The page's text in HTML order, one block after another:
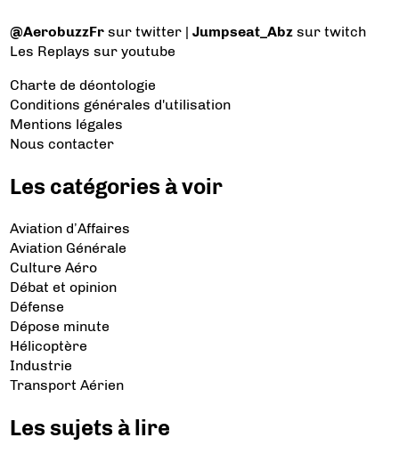
@AerobuzzFr sur twitter |Jumpseat_Abz sur twitch
Les Replays sur youtube
Charte de déontologie
Conditions générales d'utilisation
Mentions légales
Nous contacter
Les catégories à voir
Aviation d’Affaires
Aviation Générale
Culture Aéro
Débat et opinion
Défense
Dépose minute
Hélicoptère
Industrie
Transport Aérien
Les sujets à lire